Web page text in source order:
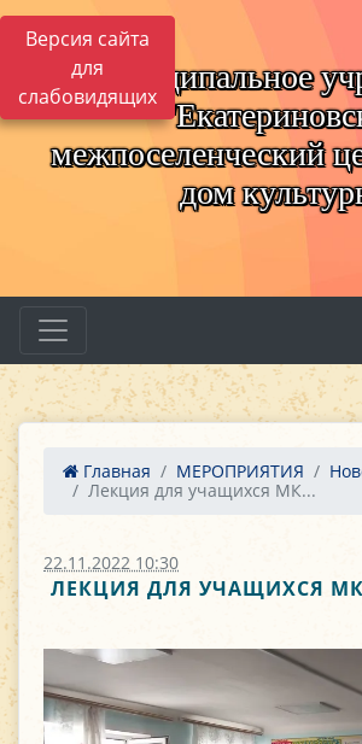
Версия сайта
для
слабовидящих
Муниципальное
межпоселенческий
дом
Главная МЕРОПРИЯТИЯ
Лекция для учащихся МК...
22.11.2022 10:30
ЛЕКЦИЯ ДЛЯ УЧАЩИХСЯ